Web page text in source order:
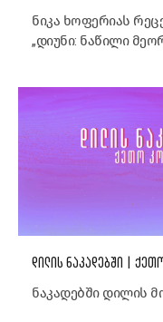
ნიკა ხოფერიას
„დიუნი: ნაწილი
ᲓᲘᲚᲘᲡ ᲜᲐᲙᲐᲓᲔᲑᲨᲘ |
ნაკადებში დილის